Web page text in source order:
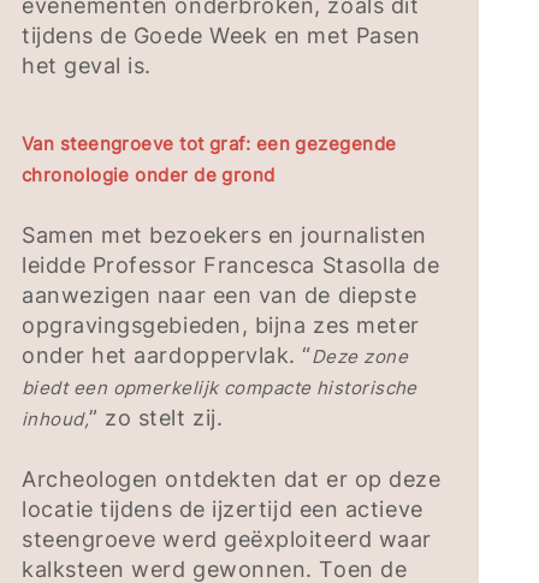
tijdens de Goede Week en met Pasen
het geval is.
Van steengroeve tot graf: een gezegende
chronologie onder de grond
Samen met bezoekers en journalisten
leidde Professor Francesca Stasolla de
aanwezigen naar een van de diepste
opgravingsgebieden, bijna zes meter
onder het aardoppervlak. “Deze zone
biedt een opmerkelijk compacte historische
inhoud,” zo stelt zij.
Archeologen ontdekten dat er op deze
locatie tijdens de ijzertijd een actieve
steengroeve werd geëxploiteerd waar
kalksteen werd gewonnen. Toen de